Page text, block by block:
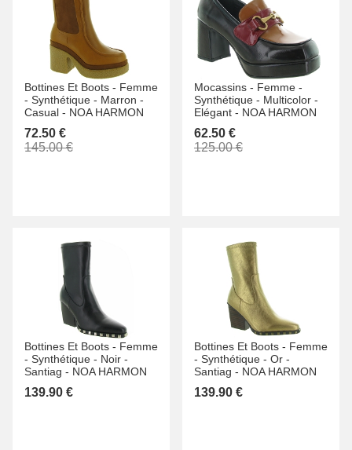
Bottines Et Boots - Femme
- Synthétique - Marron -
Casual - NOA HARMON
72.50 €
145.00 €
Mocassins - Femme -
Synthétique - Multicolor -
Elégant - NOA HARMON
62.50 €
125.00 €
Bottines Et Boots - Femme
- Synthétique - Noir -
Santiag - NOA HARMON
139.90 €
Bottines Et Boots - Femme
- Synthétique - Or -
Santiag - NOA HARMON
139.90 €